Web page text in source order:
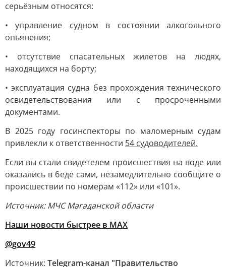
серьёзным относятся:
• управление судном в состоянии алкогольного
опьянения;
• отсутствие спасательных жилетов на людях,
находящихся на борту;
• эксплуатация судна без прохождения технического
освидетельствования или с просроченными
документами.
В 2025 году госинспекторы по маломерным судам
привлекли к ответственности 54 судоводителей.
Если вы стали свидетелем происшествия на воде или
оказались в беде сами, незамедлительно сообщите о
происшествии по номерам «112» или «101».
Источник: МЧС Магаданской области
Наши новости быстрее в MAX
@gov49
Источник: Telegram-канал "Правительство